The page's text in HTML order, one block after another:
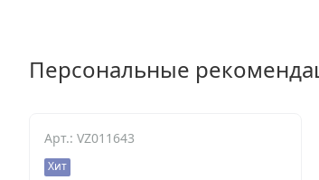
Персональные
Арт.: VZ011643
Хит